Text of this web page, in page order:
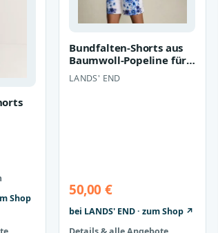
Shop
Bundfalten-Shorts aus
Baumwoll-Popeline für
Damen, Damen, size:
regula…
LANDS' END
50,00 €
bei LANDS' END · zum Shop ↗